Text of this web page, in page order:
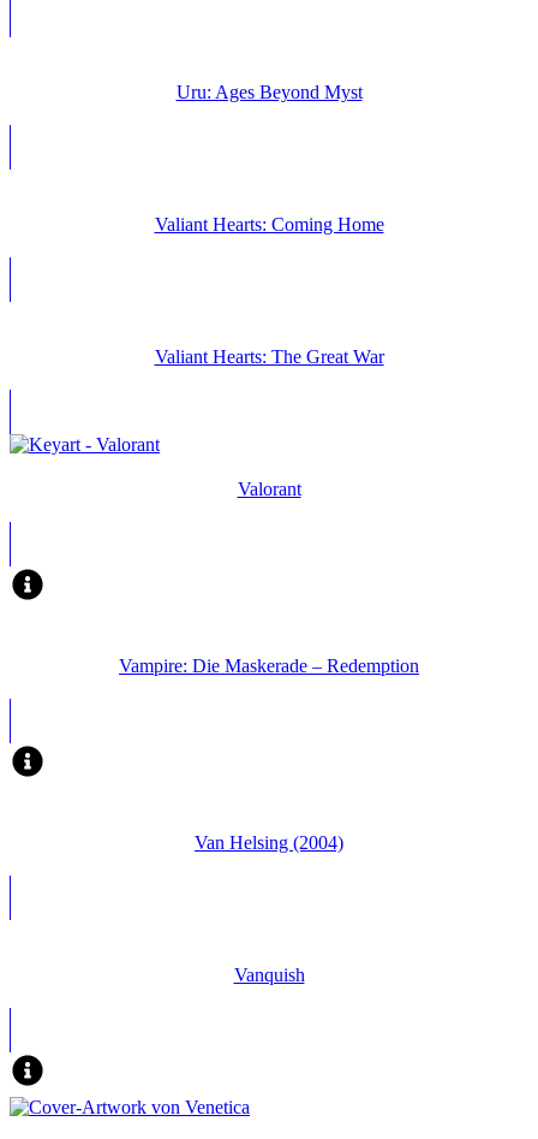
Uru: Ages Beyond Myst
Valiant Hearts: Coming Home
Valiant Hearts: The Great War
Valorant
Vampire: Die Maskerade – Redemption
Van Helsing (2004)
Vanquish